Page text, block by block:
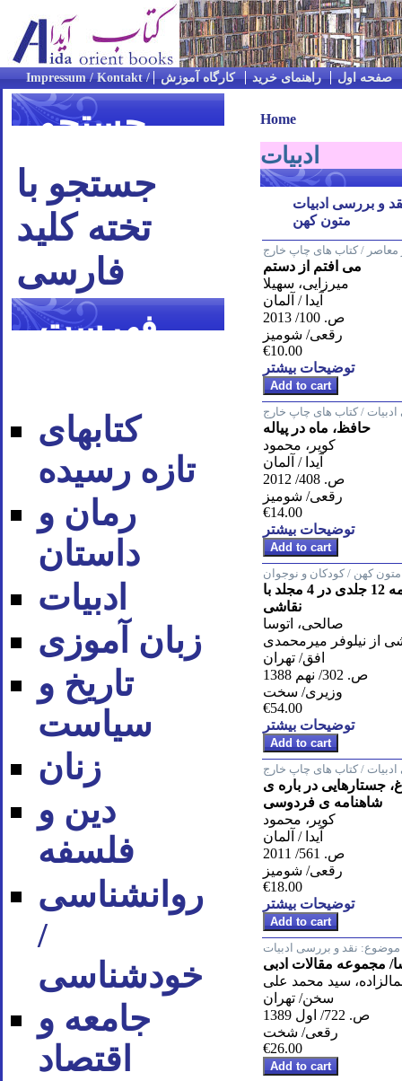
صفحه اول راهنمای خرید کارگاه آموزش
جستجو
جستجو با
تخته کلید
فارسی
فهرست
کتابهای
تازه رسیده
رمان و
داستان
ادبیات
زبان آموزی
تاریخ و
سیاست
زنان
دین و
فلسفه
روان‪شناسی
/
خودشناسی
جامعه و
اقتصاد
Home
ادبیات
و بررسی ادبیات
متون کهن
/ کتاب های چاپ خارج
می افتم از دستم
میرزایی، سهیلا
آیدا / آلمان
ص. 100/ 2013
رقعی/ شومیز
€10.00
توضیحات بیشتر
/ کتاب های چاپ خارج
حافظ، ماه در پیاله
کویر، محمود
آیدا / آلمان
ص. 408/ 2012
رقعی/ شومیز
€14.00
توضیحات بیشتر
متون کهن / کودکان و نوجوان
قصه های شاهنامه 12 جلدی در 4 مجلد با
نقاشی
صالحی، اتوسا
از نیلوفر میرمحمدی
افق/ تهران
ص. 302/ نهم 1388
وزیری/ سخت
€54.00
توضیحات بیشتر
/ کتاب های چاپ خارج
جستارهایی در باره ی
شاهنامه ی فردوسی
کویر، محمود
آیدا / آلمان
ص. 561/ 2011
رقعی/ شومیز
€18.00
توضیحات بیشتر
موضوع: نقد و بررسی ادبیات
مجموعه مقالات ادبی
سید محمد علی
سخن/ تهران
ص. 722/ اول 1389
رقعی/ شخت
€26.00